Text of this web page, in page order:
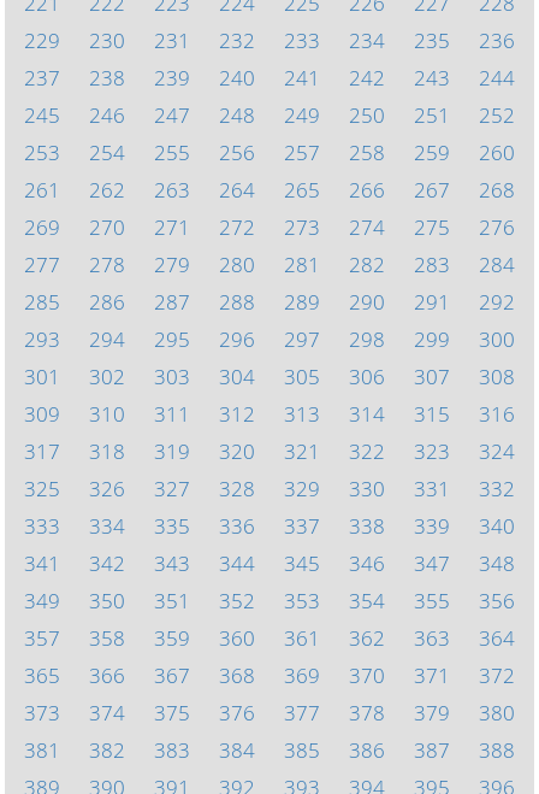
229
230 231 232 233 234 235
236
237
238 239 240 241 242 243
244
245
246 247 248 249 250 251
252
253
254 255 256 257 258 259
260
261
262 263 264 265 266 267
268
269
270 271 272 273 274 275
276
277
278 279 280 281 282 283
284
285
286 287 288 289 290 291
292
293
294 295 296 297 298 299
300
301
302 303 304 305 306 307
308
309
310 311 312 313 314 315
316
317
318 319 320 321 322 323
324
325
326 327 328 329 330 331
332
333
334 335 336 337 338 339
340
341
342 343 344 345 346 347
348
349
350 351 352 353 354 355
356
357
358 359 360 361 362 363
364
365
366 367 368 369 370 371
372
373
374 375 376 377 378 379
380
381
382 383 384 385 386 387
388
389
390 391 392 393 394 395 396